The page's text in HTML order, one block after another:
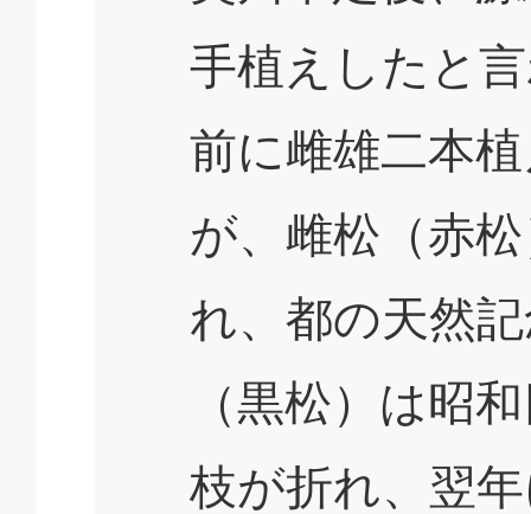
手植えしたと
前に雌雄二本
が、雌松（赤
れ、都の天然
（黒松）は昭
枝が折れ、翌